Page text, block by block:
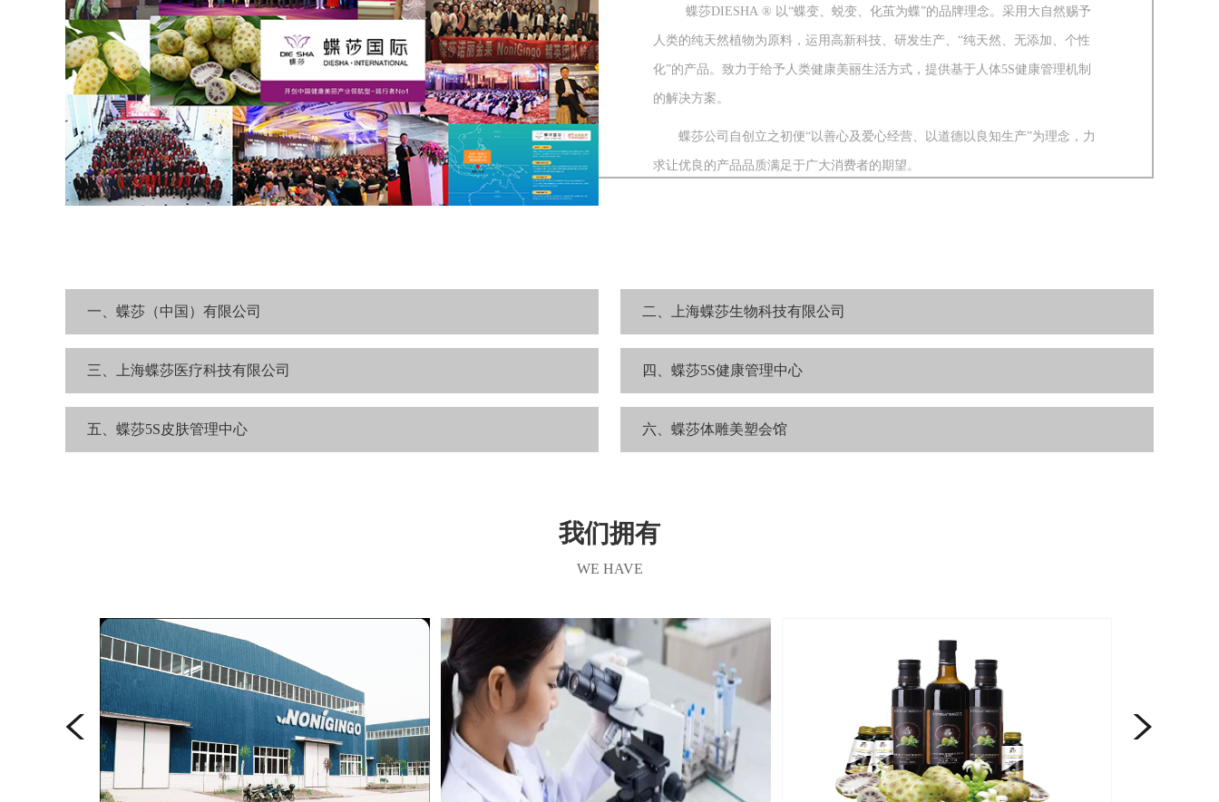
蝶莎DIESHA ® 以“蝶变、蜕变、化茧为蝶”的品牌理念。采用大自然赐予
人类的纯天然植物为原料，运用高新科技、研发生产、“纯天然、无添加、个性
化”的产品。致力于给予人类健康美丽生活方式，提供基于人体5S健康管理机制
的解决方案。
蝶莎公司自创立之初便“以善心及爱心经营、以道德以良知生产”为理念，力
求让优良的产品品质满足于广大消费者的期望。
一、蝶莎（中国）有限公司 二、上海蝶莎生物科技有限公司
三、上海蝶莎医疗科技有限公司 四、蝶莎5S健康管理中心
五、蝶莎5S皮肤管理中心 六、蝶莎体雕美塑会馆
我们拥有
WE HAVE